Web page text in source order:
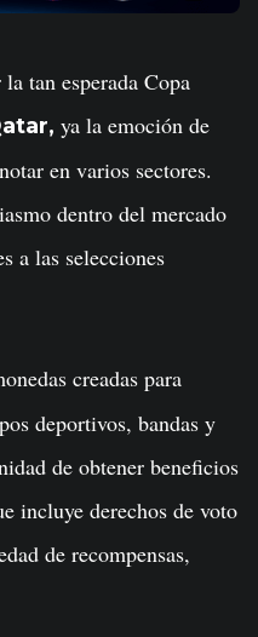
tan esperada Copa
ya la emoción de
en varios sectores.
dentro del mercado
a las selecciones
creadas para
deportivos, bandas y
de obtener beneficios
incluye derechos de voto
de recompensas,